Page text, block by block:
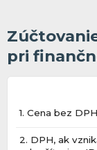
pri
1. Cena bez
2. DPH, ak